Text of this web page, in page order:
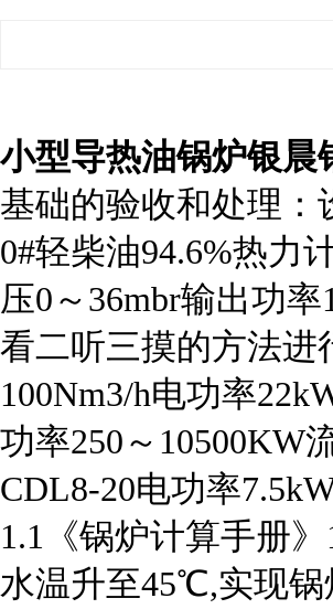
小型导热油锅炉银晨
基础的验收和处理：
0#轻柴油94.6%热力
压0～36mbr输出功
看二听三摸的方法进
100Nm3/h电功率
功率250～10500KW
CDL8-20电功率
1.1《锅炉计算手册
水温升至45℃,实现